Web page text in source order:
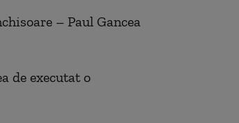
– Paul Gancea
de executat o